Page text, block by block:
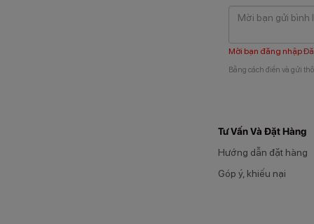
Mời bạn đăng nhập
Bằng cách điền và gửi
Tư Vấn Và Đặt Hàng
Hướng dẫn đặt hàng
Góp ý, khiếu nại